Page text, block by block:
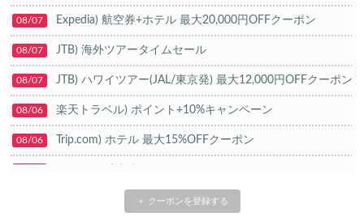
08/07 Expedia) 航空券+ホテル 最大20,000円OFFクーポン
08/07 JTB) 海外ツアータイムセール
08/07 JTB) ハワイツアー(JAL/東京発) 最大12,000円OFFクーポン
08/06 楽天トラベル) ポイント+10%キャンペーン
08/06 Trip.com) ホテル 最大15%OFFクーポン
楽天トラベル) 海外ツアー 最大20,000円OFFクーポン
＋ クーポンを登録する